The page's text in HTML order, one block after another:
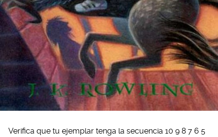
Verifica que tu ejemplar tenga la secuencia 10 9 8 7 6 5